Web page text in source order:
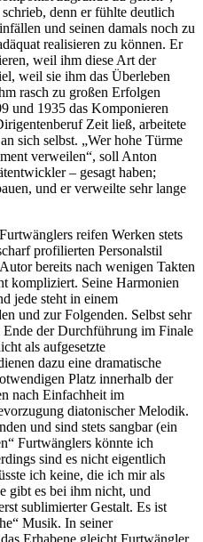
denn er fühlte deutlich
und seinen damals noch zu
realisieren zu können. Er
weil ihm diese Art der
weil sie ihm das Überleben
rasch zu großen Erfolgen
und 1935 das Komponieren
Zeit ließ, arbeitete
sich selbst. „Wer hohe Türme
verweilen“, soll Anton
– gesagt haben;
und er verweilte sehr lange
reifen Werken stets
profilierten Personalstil
bereits nach wenigen Takten
kompliziert. Seine Harmonien
jede steht in einem
und zur Folgenden. Selbst sehr
Ende der Durchführung im Finale
als aufgesetzte
dazu eine dramatische
Platz innerhalb der
nach Einfachheit im
diatonischer Melodik.
und sind stets sangbar (ein
Furtwänglers könnte ich
sind es nicht eigentlich
ich keine, die ich mir als
gibt es bei ihm nicht, und
sublimierter Gestalt. Es ist
Musik. In seiner
Erhabene gleicht Furtwängler